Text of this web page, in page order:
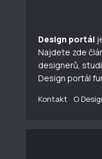
Design portál
Najdete zde
designerů,
Design portál
Kontakt O